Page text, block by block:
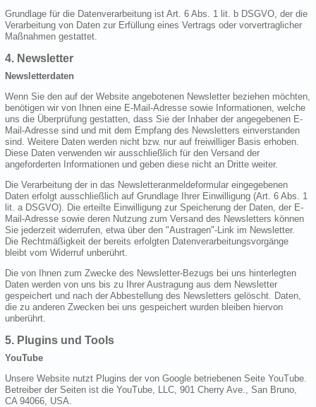
Grundlage für die Datenverarbeitung ist Art. 6 Abs. 1 lit. b DSGVO, der die
Verarbeitung von Daten zur Erfüllung eines Vertrags oder vorvertraglicher
Maßnahmen gestattet.
4. Newsletter
Newsletterdaten
Wenn Sie den auf der Website angebotenen Newsletter beziehen möchten,
benötigen wir von Ihnen eine E-Mail-Adresse sowie Informationen, welche
uns die Überprüfung gestatten, dass Sie der Inhaber der angegebenen E-
Mail-Adresse sind und mit dem Empfang des Newsletters einverstanden
sind. Weitere Daten werden nicht bzw. nur auf freiwilliger Basis erhoben.
Diese Daten verwenden wir ausschließlich für den Versand der
angeforderten Informationen und geben diese nicht an Dritte weiter.
Die Verarbeitung der in das Newsletteranmeldeformular eingegebenen
Daten erfolgt ausschließlich auf Grundlage Ihrer Einwilligung (Art. 6 Abs. 1
lit. a DSGVO). Die erteilte Einwilligung zur Speicherung der Daten, der E-
Mail-Adresse sowie deren Nutzung zum Versand des Newsletters können
Sie jederzeit widerrufen, etwa über den "Austragen"-Link im Newsletter.
Die Rechtmäßigkeit der bereits erfolgten Datenverarbeitungsvorgänge
bleibt vom Widerruf unberührt.
Die von Ihnen zum Zwecke des Newsletter-Bezugs bei uns hinterlegten
Daten werden von uns bis zu Ihrer Austragung aus dem Newsletter
gespeichert und nach der Abbestellung des Newsletters gelöscht. Daten,
die zu anderen Zwecken bei uns gespeichert wurden bleiben hiervon
unberührt.
5. Plugins und Tools
YouTube
Unsere Website nutzt Plugins der von Google betriebenen Seite YouTube.
Betreiber der Seiten ist die YouTube, LLC, 901 Cherry Ave., San Bruno,
CA 94066, USA.